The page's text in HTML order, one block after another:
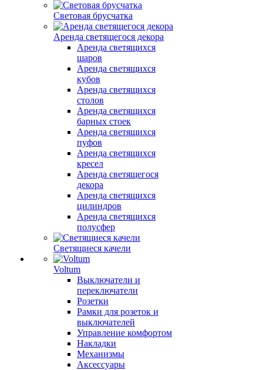
Световая брусчатка
Аренда светящегося декора
Аренда светящихся
шаров
Аренда светящихся
кубов
Аренда светящихся
столов
Аренда светящихся
барных стоек
Аренда светящихся
пуфов
Аренда светящихся
кресел
Аренда светящегося
декора
Аренда светящихся
цилиндров
Аренда светящихся
полусфер
Светящиеся качели
Voltum
Выключатели и
переключатели
Розетки
Рамки для розеток и
выключателей
Управление комфортом
Накладки
Механизмы
Аксессуары